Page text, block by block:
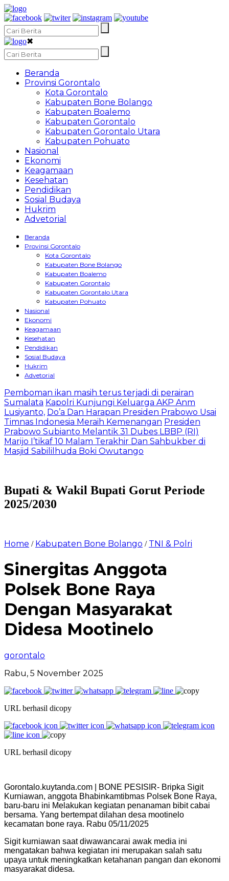
✖
Beranda
Provinsi Gorontalo
Kota Gorontalo
Kabupaten Bone Bolango
Kabupaten Boalemo
Kabupaten Gorontalo
Kabupaten Gorontalo Utara
Kabupaten Pohuato
Nasional
Ekonomi
Keagamaan
Kesehatan
Pendidikan
Sosial Budaya
Hukrim
Advetorial
Beranda
Provinsi Gorontalo
Kota Gorontalo
Kabupaten Bone Bolango
Kabupaten Boalemo
Kabupaten Gorontalo
Kabupaten Gorontalo Utara
Kabupaten Pohuato
Nasional
Ekonomi
Keagamaan
Kesehatan
Pendidikan
Sosial Budaya
Hukrim
Advetorial
Pemboman ikan masih terus terjadi di perairan
Sumalata Kapolri Kunjungi Keluarga AKP Anm
Lusiyanto, Do’a Dan Harapan Presiden Prabowo Usai
Timnas Indonesia Meraih Kemenangan Presiden
Prabowo Subianto Melantik 31 Dubes LBBP (RI)
Marijo I’tikaf 10 Malam Terakhir Dan Sahbukber di
Masjid Sabililhuda Boki Owutango
Bupati & Wakil Bupati Gorut Periode
2025/2030
Home / Kabupaten Bone Bolango / TNI & Polri
Sinergitas Anggota
Polsek Bone Raya
Dengan Masyarakat
Didesa Mootinelo
gorontalo
Rabu, 5 November 2025
URL berhasil dicopy
URL berhasil dicopy
Gorontalo.kuytanda.com | BONE PESISIR- Bripka Sigit
Kurniawan, anggota Bhabinkamtibmas Polsek Bone Raya,
baru-baru ini Melakukan kegiatan penanaman bibit cabai
bersama. Yang bertempat dilahan desa mootinelo
kecamatan bone raya. Rabu 05/11/2025
Sigit kurniawan saat diwawancarai awak media ini
mengatakan bahwa kegiatan ini merupakan salah satu
upaya untuk meningkatkan ketahanan pangan dan ekonomi
masyarakat didesa.